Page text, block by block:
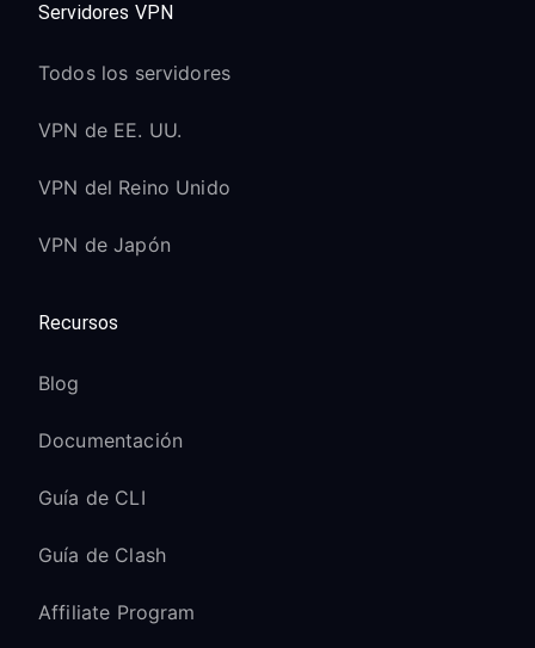
Servidores VPN
Todos los servidores
VPN de EE. UU.
VPN del Reino Unido
VPN de Japón
Recursos
Blog
Documentación
Guía de CLI
Guía de Clash
Affiliate Program